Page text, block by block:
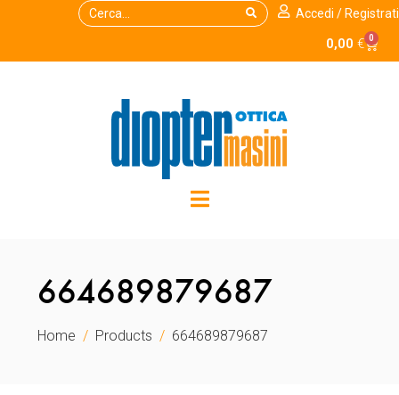
Accedi / Registrati
0,00 € 0
664689879687
Home Products 664689879687